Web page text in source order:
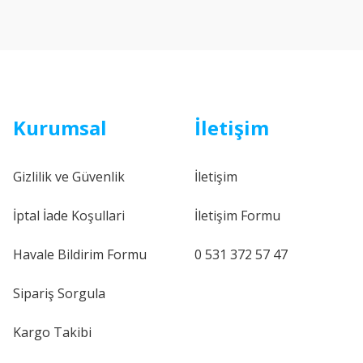
Kurumsal
Gizlilik ve Güvenlik
İptal İade Koşullari
Havale Bildirim Formu
Sipariş Sorgula
Kargo Takibi
İletişim
İletişim
İletişim Formu
0 531 372 57 47